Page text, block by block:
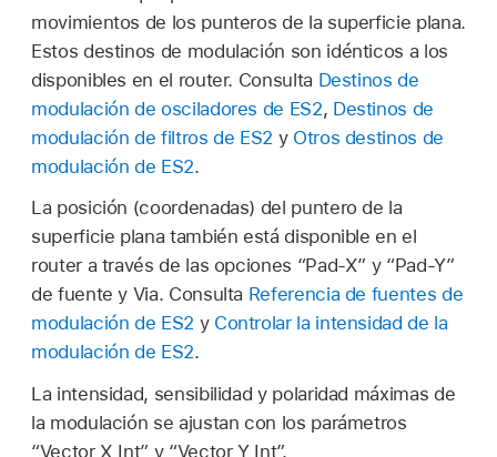
movimientos de los punteros de la superficie plana.
Estos destinos de modulación son idénticos a los
disponibles en el router. Consulta Destinos de
modulación de osciladores de ES2, Destinos de
modulación de filtros de ES2 y Otros destinos de
modulación de ES2.
La posición (coordenadas) del puntero de la
superficie plana también está disponible en el
router a través de las opciones “Pad-X” y “Pad-Y”
de fuente y Via. Consulta Referencia de fuentes de
modulación de ES2 y Controlar la intensidad de la
modulación de ES2.
La intensidad, sensibilidad y polaridad máximas de
la modulación se ajustan con los parámetros
“Vector X Int” y “Vector Y Int”.